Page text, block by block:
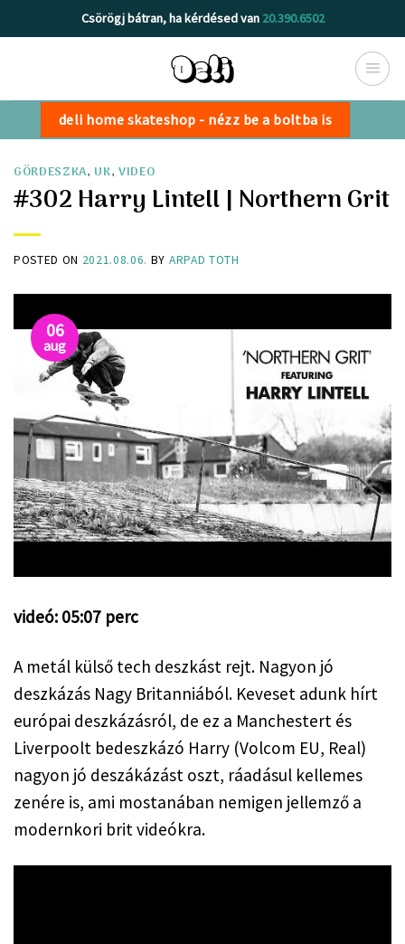
to
Csörögj bátran, ha kérdésed van 20.390.6502
deli home skateshop - nézz be a boltba is
GÖRDESZKA, UK,VIDEO
#302 Harry Lintell | Northern Grit
POSTED ON 2021.08.06. BY ARPAD TOTH
06
aug
videó: 05:07 perc
A metál külső tech deszkást rejt. Nagyon jó
deszkázás Nagy Britanniából. Keveset adunk hírt
európai deszkázásról, de ez a Manchestert és
Liverpoolt bedeszkázó Harry (Volcom EU, Real)
nagyon jó deszákázást oszt, ráadásul kellemes
zenére is, ami mostanában nemigen jellemző a
modernkori brit videókra.